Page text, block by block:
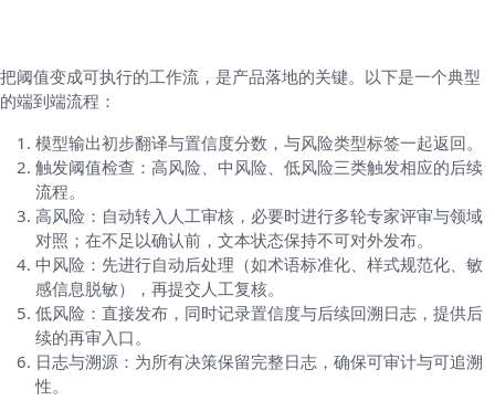
把阈值变成可执行的工作流，是产品落地的关键。以下是一个典型
的端到端流程：
模型输出初步翻译与置信度分数，与风险类型标签一起返回。
触发阈值检查：高风险、中风险、低风险三类触发相应的后续
流程。
高风险：自动转入人工审核，必要时进行多轮专家评审与领域
对照；在不足以确认前，文本状态保持不可对外发布。
中风险：先进行自动后处理（如术语标准化、样式规范化、敏
感信息脱敏），再提交人工复核。
低风险：直接发布，同时记录置信度与后续回溯日志，提供后
续的再审入口。
日志与溯源：为所有决策保留完整日志，确保可审计与可追溯
性。